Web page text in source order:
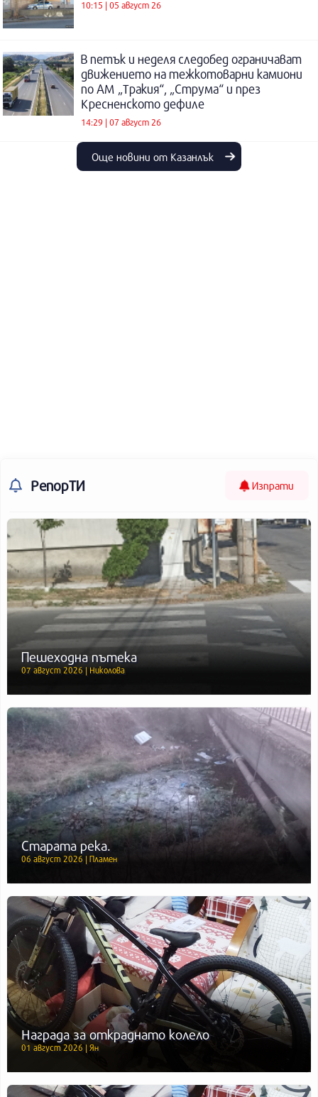
10:15 | 05 август 26
В петък и неделя следобед ограничават
движението на тежкотоварни камиони
по АМ „Тракия“, „Струма“ и през
Кресненското дефиле
14:29 | 07 август 26
Още новини от Казанлък
РепорТИ Изпрати
Пешеходна пътека
07 август 2026 | Николова
Старата река.
06 август 2026 | Пламен
Награда за откраднато колело
01 август 2026 | Ян